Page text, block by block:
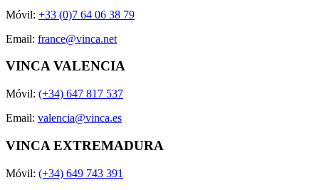
Móvil: +33 (0)7 64 06 38 79
Email: france@vinca.net
VINCA VALENCIA
Móvil: (+34) 647 817 537
Email: valencia@vinca.es
VINCA EXTREMADURA
Móvil: (+34) 649 743 391